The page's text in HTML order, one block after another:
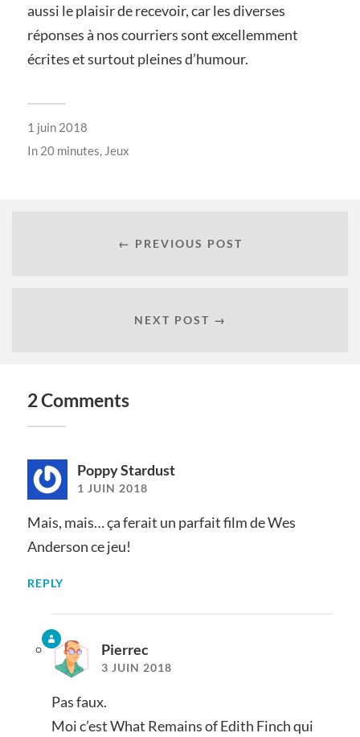
aussi le plaisir de recevoir, car les diverses
réponses à nos courriers sont excellemment
écrites et surtout pleines d’humour.
1 juin 2018
In 20 minutes, Jeux
← PREVIOUS POST
NEXT POST →
2 Comments
Poppy Stardust
1 JUIN 2018
Mais, mais… ça ferait un parfait film de Wes
Anderson ce jeu!
REPLY
Pierrec
3 JUIN 2018
Pas faux.
Moi c’est What Remains of Edith Finch qui